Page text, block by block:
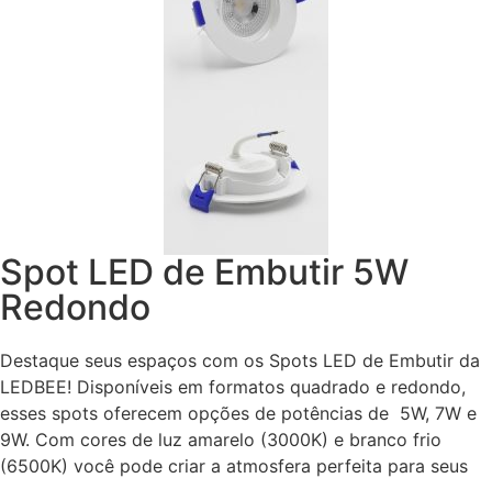
Spot LED de Embutir 5W
Redondo
Destaque seus espaços com os Spots LED de Embutir da
LEDBEE! Disponíveis em formatos quadrado e redondo,
esses spots oferecem opções de potências de 5W, 7W e
9W. Com cores de luz amarelo (3000K) e branco frio
(6500K) você pode criar a atmosfera perfeita para seus